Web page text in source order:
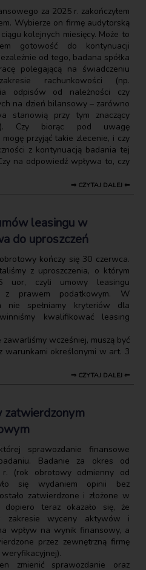
za 2025 r. zakończyłem
Wybierze on firmę audytorską
kolejnych miesięcy. Może to
gotowość do kontynuacji
od tego, badana spółka
polegającą na świadczeniu
rachunkowości (np.
odpisów od należności czy
na dzień bilansowy – zarówno
stanowią przy tym znaczący
Czy biorąc pod uwagę
przyjąć takie zlecenie, i czy
z kontynuacją badania tej
na odpowiedź wpływa to, czy
⇒ CZYTAJ DALEJ ⇐
leasingu w
do uproszczeń
kończy się 30 czerwca.
z uproszczenia, o którym
czyli umowy leasingu
z prawem podatkowym. W
nie spełniamy kryteriów dla
kwalifikować leasing
wcześniej, muszą być
warunkami określonymi w art. 3
⇒ CZYTAJ DALEJ ⇐
zatwierdzonym
sprawozdanie finansowe
Badanie za okres od
r. (rok obrotowy odmienny od
się wydaniem opinii bez
zatwierdzone i złożone w
teraz okazało się, że
zakresie wyceny aktywów i
wpływ na wynik finansowy, a
przez zewnętrzną firmę
zmienić sprawozdanie oraz